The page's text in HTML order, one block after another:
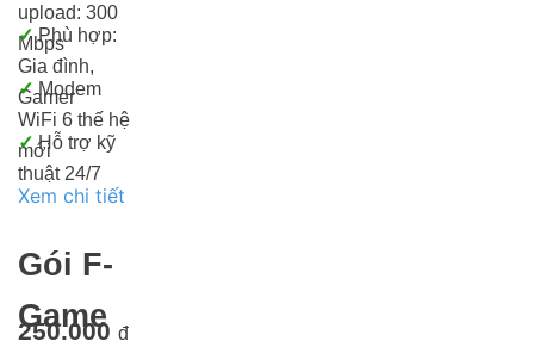
upload: 300
Mbps
✓Phù hợp:
Gia đình,
Gamer
✓Modem
WiFi 6 thế hệ
mới
✓Hỗ trợ kỹ
thuật 24/7
Xem chi tiết
Gói F-
Game
250.000 đ